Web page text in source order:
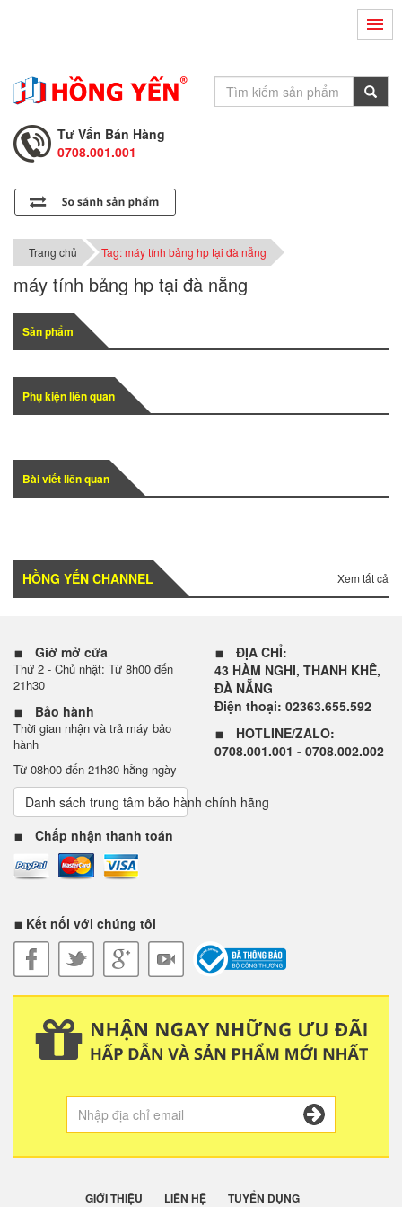
Hỗ Trợ Kỹ Thuật
Tư Vấn Bán Hàng
0708.001.001
0708.002.002
Tư Vấn Bán Hàng
Trang chủ Tag: máy tính bảng hp tại đà nẵng
máy tính bảng hp tại đà nẵng
Sản phẩm
Phụ kiện liên quan
Bài viết liên quan
HỒNG YẾN CHANNEL Xem tất cả
Giờ mở cửa
Thứ 2 - Chủ nhật: Từ 8h00 đến
21h30
Bảo hành
Thời gian nhận và trả máy bảo
hành
Từ 08h00 đến 21h30 hằng ngày
Danh sách trung tâm bảo hành chính hãng
Chấp nhận thanh toán
ĐỊA CHỈ:
43 HÀM NGHI, THANH KHÊ,
ĐÀ NẴNG
Điện thoại: 02363.655.592
HOTLINE/ZALO:
0708.001.001 - 0708.002.002
Kết nối với chúng tôi
GIỚI THIỆU LIÊN HỆ
TUYỂN DỤNG